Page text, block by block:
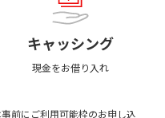
キャッシング
現金をお借り入れ
前にご利用可能枠のお申し込